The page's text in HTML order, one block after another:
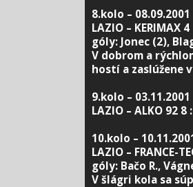
8.kolo – 08.09.2001
LAZIO – KERIMAX
góly: Jonec (2),
V dobrom a
hostí a zaslúžene
9.kolo – 03.11.2001
LAZIO – ALKO 92 8
10.kolo –
LAZIO – FRANCE-
góly: Bačo R.,
V šlágri kola sa